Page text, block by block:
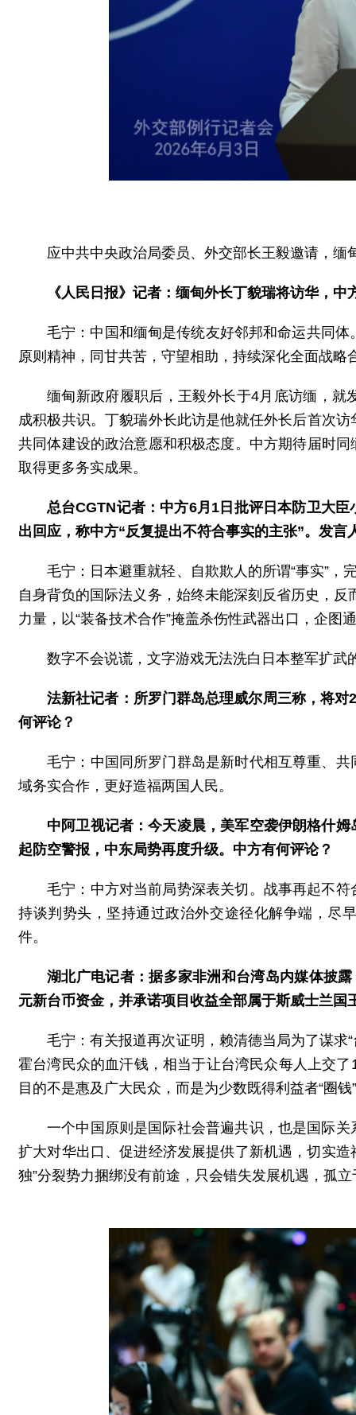
应中共中央政治局委员、外交部长王毅邀请，
《人民日报》记者：缅甸外长丁貌瑞将访华，
毛宁：中国和缅甸是传统友好邻邦和命运共同
原则精神，同甘共苦，守望相助，持续深化全面战
缅甸新政府履职后，王毅外长于4月底访缅，
成积极共识。丁貌瑞外长此访是他就任外长后首次
共同体建设的政治意愿和积极态度。中方期待届时
取得更多务实成果。
总台CGTN记者：中方6月1日批评日本防卫大
出回应，称中方“反复提出不符合事实的主张”。发言
毛宁：日本避重就轻、自欺欺人的所谓“事实”，
自身背负的国际法义务，始终未能深刻反省历史，反
力量，以“装备技术合作”掩盖杀伤性武器出口，企图
数字不会说谎，文字游戏无法洗白日本整军扩
法新社记者：所罗门群岛总理威尔周三称，将
何评论？
毛宁：中国同所罗门群岛是新时代相互尊重、
域务实合作，更好造福两国人民。
中阿卫视记者：今天凌晨，美军空袭伊朗格什
起防空警报，中东局势再度升级。中方有何评论？
毛宁：中方对当前局势深表关切。战事再起不
持谈判势头，坚持通过政治外交途径化解争端，尽
件。
湖北广电记者：据多家非洲和台湾岛内媒体披
元新台币资金，并承诺项目收益全部属于斯威士兰
毛宁：有关报道再次证明，赖清德当局为了谋求
霍台湾民众的血汗钱，相当于让台湾民众每人上交
目的不是惠及广大民众，而是为少数既得利益者“圈
一个中国原则是国际社会普遍共识，也是国际
扩大对华出口、促进经济发展提供了新机遇，切实
独”分裂势力捆绑没有前途，只会错失发展机遇，孤